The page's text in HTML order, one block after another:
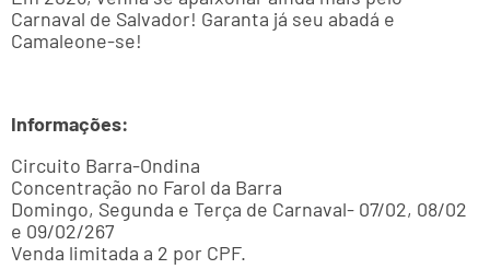
Carnaval de Salvador! Garanta já seu abadá e
Camaleone-se!
Informações:
Circuito Barra-Ondina
Concentração no Farol da Barra
Domingo, Segunda e Terça de Carnaval- 07/02, 08/02
e 09/02/267
Venda limitada a 2 por CPF.